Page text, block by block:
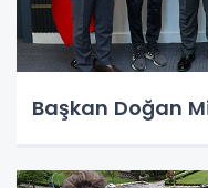
Başkan Doğan